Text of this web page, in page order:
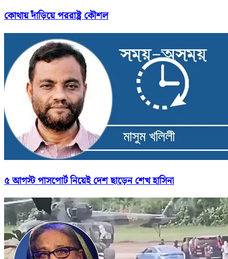
কোথায় দাঁড়িয়ে পররাষ্ট্র কৌশল
৫ আগস্ট পাসপোর্ট নিয়েই দেশ ছাড়েন শেখ হাসিনা